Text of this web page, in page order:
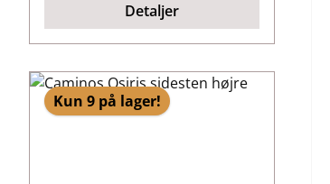
Detaljer
Kun 9 på lager!